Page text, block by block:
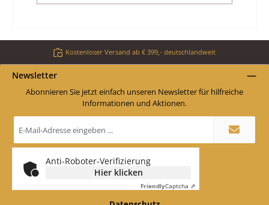
Kostenloser Versand ab € 399,- deutschlandweit
Newsletter
Abonnieren Sie jetzt einfach unseren Newsletter für hilfreiche
Informationen und Aktionen.
Mail-
Adresse
*
Anti-Roboter-Verifizierung
Hier klicken
FriendlyCaptcha ⇗